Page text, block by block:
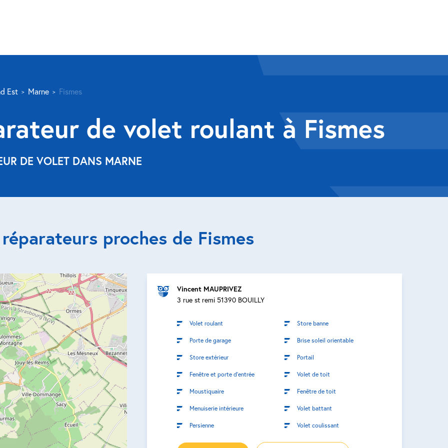
Est Marne Fismes
de volet roulant à Fismes
DE VOLET DANS MARNE
proches de Fismes
Vincent MAUPRIVEZ
3 rue st remi 51390 BOUILLY
Volet roulant Store banne
Porte de garage Brise soleil orientable
Store extérieur Portail
Fenêtre et porte d’entrée Volet de toit
Moustiquaire Fenêtre de toit
Menuiserie intérieure Volet battant
Persienne Volet coulissant